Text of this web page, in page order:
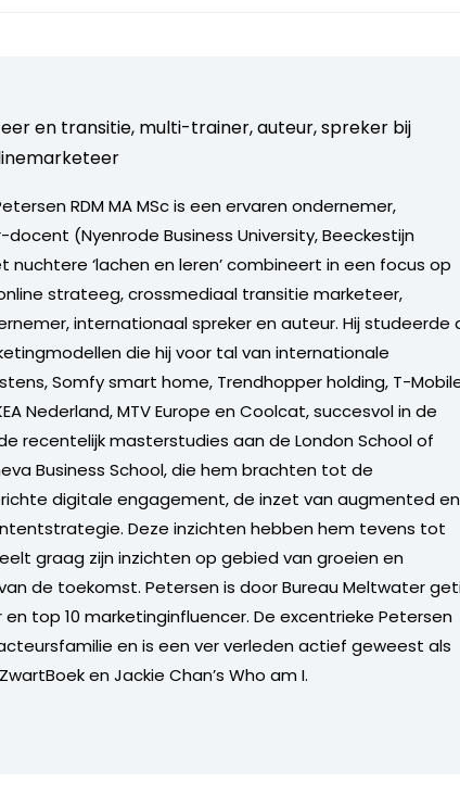
en transitie, multi-trainer, auteur, spreker bij
RDM MA MSc is een ervaren ondernemer,
(Nyenrode Business University, Beeckestijn
nuchtere ‘lachen en leren’ combineert in een focus op
strateeg, crossmediaal transitie marketeer,
internationaal spreker en auteur. Hij studeerde
die hij voor tal van internationale
Somfy smart home, Trendhopper holding, T-
Nederland, MTV Europe en Coolcat, succesvol in de
recentelijk masterstudies aan de London School of
Business School, die hem brachten tot de
digitale engagement, de inzet van augmented en
Deze inzichten hebben hem tevens tot
graag zijn inzichten op gebied van groeien en
de toekomst. Petersen is door Bureau Meltwater
top 10 marketinginfluencer. De excentrieke Petersen
en is een ver verleden actief geweest als
en Jackie Chan’s Who am I.